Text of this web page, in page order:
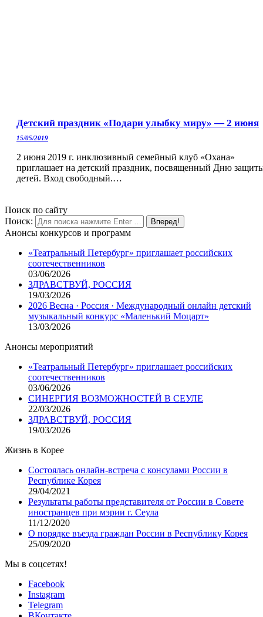
Детский праздник «Подари улыбку миру» — 2 июня
15/05/2019
2 июня 2019 г. инклюзивный семейный клуб «Охана»
приглашает на детский праздник, посвященный Дню
детей. Вход свободный.…
Поиск по сайту
Поиск:
Анонсы конкурсов и программ
«Театральный Петербург» приглашает российских
соотечественников
03/06/2026
ЗДРАВСТВУЙ, РОССИЯ
19/03/2026
2026 Весна · Россия · Международный онлайн детский
музыкальный конкурс «Маленький Моцарт»
13/03/2026
Анонсы мероприятий
«Театральный Петербург» приглашает российских
соотечественников
03/06/2026
СИНЕРГИЯ ВОЗМОЖНОСТЕЙ В СЕУЛЕ
22/03/2026
ЗДРАВСТВУЙ, РОССИЯ
19/03/2026
Жизнь в Корее
Состоялась онлайн-встреча с консулами России в
Республике Корея
29/04/2021
Результаты работы представителя от России в Совете
иностранцев при мэрии г. Сеула
11/12/2020
О порядке въезда граждан России в Республику Корея
25/09/2020
Мы в соцсетях!
Facebook
Instagram
Telegram